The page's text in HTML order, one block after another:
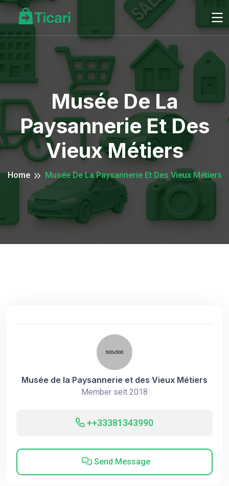
Musée De La
Paysannerie Et Des
Vieux Métiers
Home Musée De La Paysannerie Et Des Vieux Métiers
Musée de la Paysannerie et des Vieux Métiers
Member seit 2018
++33381343990
Send Message